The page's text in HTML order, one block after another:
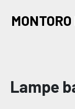
MONTORO
Lampe